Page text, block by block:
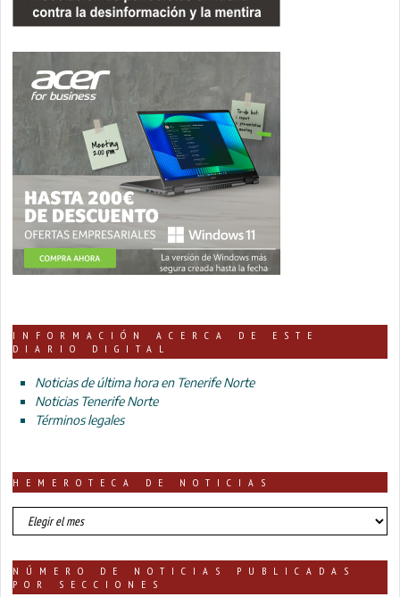
INFORMACIÓN ACERCA DE ESTE
DIARIO DIGITAL
Noticias de última hora en Tenerife Norte
Noticias Tenerife Norte
Términos legales
HEMEROTECA DE NOTICIAS
HEMEROTECA
DE
NÚMERO DE NOTICIAS PUBLICADAS
POR SECCIONES